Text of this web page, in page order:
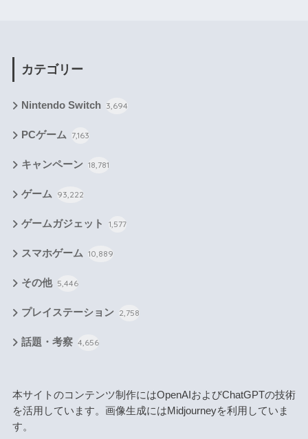
カテゴリー
Nintendo Switch 3,694
PCゲーム 7,163
キャンペーン 18,781
ゲーム 93,222
ゲームガジェット 1,577
スマホゲーム 10,889
その他 5,446
プレイステーション 2,758
話題・考察 4,656
本サイトのコンテンツ制作にはOpenAIおよびChatGPTの技術
を活用しています。画像生成にはMidjourneyを利用していま
す。